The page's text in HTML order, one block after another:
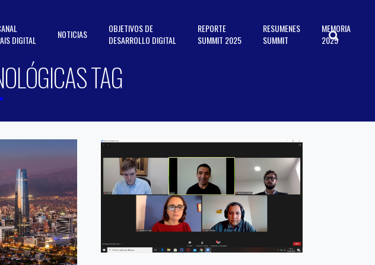
DIGITAL
NOTICIAS
OBJETIVOS DE
DESARROLLO DIGITAL
REPORTE
SUMMIT 2025
RESUMENES
SUMMIT
MEMORIA
2025
TAG